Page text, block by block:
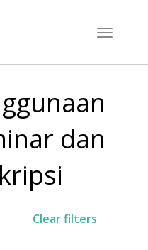
dan
Clear filters